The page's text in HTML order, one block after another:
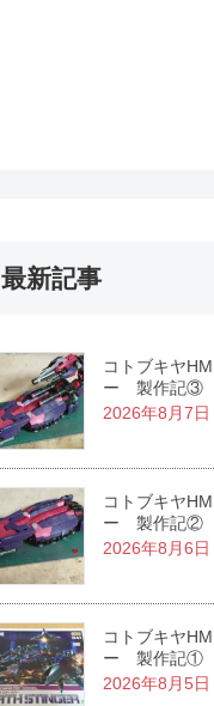
最新記事
コトブキヤ
ー 製作記③
2026年8月7日
コトブキヤ
ー 製作記②
2026年8月6日
コトブキヤ
ー 製作記①
2026年8月5日